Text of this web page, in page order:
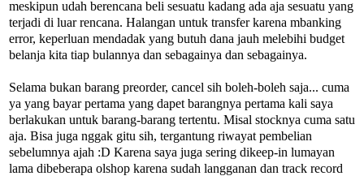
meskipun udah berencana beli sesuatu kadang ada aja sesuatu yang
terjadi di luar rencana. Halangan untuk transfer karena mbanking
error, keperluan mendadak yang butuh dana jauh melebihi budget
belanja kita tiap bulannya dan sebagainya dan sebagainya.
Selama bukan barang preorder, cancel sih boleh-boleh saja... cuma
ya yang bayar pertama yang dapet barangnya pertama kali saya
berlakukan untuk barang-barang tertentu. Misal stocknya cuma satu
aja. Bisa juga nggak gitu sih, tergantung riwayat pembelian
sebelumnya ajah :D Karena saya juga sering dikeep-in lumayan
lama dibeberapa olshop karena sudah langganan dan track record